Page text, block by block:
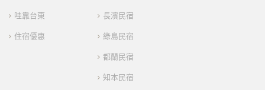
哇靠台東
住宿優惠
長濱民宿
綠島民宿
都蘭民宿
知本民宿